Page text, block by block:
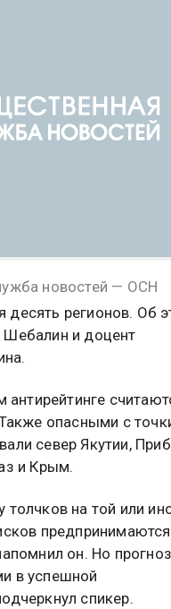
новостей — ОСН
десять регионов. Об
Шебалин и доцент
антирейтинге
опасными с
север Якутии,
и Крым.
на той или
он. Но
в успешной
спикер.